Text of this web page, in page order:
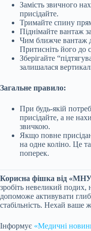
Замість звичного
присідайте.
Тримайте спину
Піднімайте вантаж
Чим ближче вантаж
Притисніть його до
Зберігайте
залишалася
Загальне правило:
При будь-якій
присідайте, а не
звичкою.
Якщо повне
на одне коліно. Це
поперек.
Корисна фішка від
зробіть невеликий
допоможе активувати
стабільність. Нехай ваше
Інформує «Медичні